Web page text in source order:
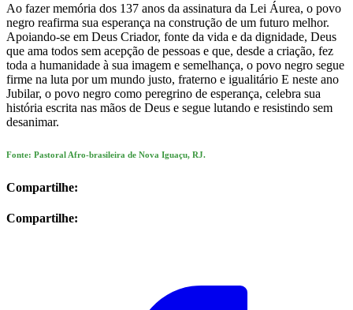
Ao fazer memória dos 137 anos da assinatura da Lei Áurea, o povo
negro reafirma sua esperança na construção de um futuro melhor.
Apoiando-se em Deus Criador, fonte da vida e da dignidade, Deus
que ama todos sem acepção de pessoas e que, desde a criação, fez
toda a humanidade à sua imagem e semelhança, o povo negro segue
firme na luta por um mundo justo, fraterno e igualitário E neste ano
Jubilar, o povo negro como peregrino de esperança, celebra sua
história escrita nas mãos de Deus e segue lutando e resistindo sem
desanimar.
Fonte: Pastoral Afro-brasileira de Nova Iguaçu, RJ.
Compartilhe:
Compartilhe: